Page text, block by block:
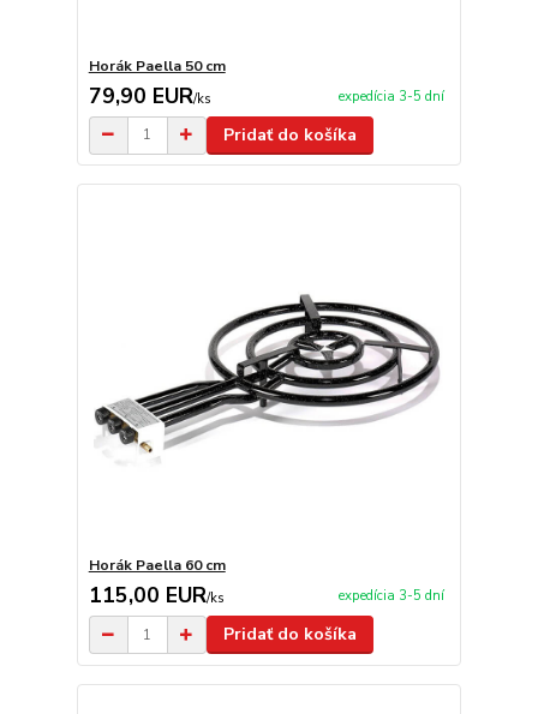
Horák Paella 50 cm
79,90 EUR/ks expedícia 3-5 dní
Pridať do košíka
Horák Paella 60 cm
115,00 EUR/ks expedícia 3-5 dní
Pridať do košíka